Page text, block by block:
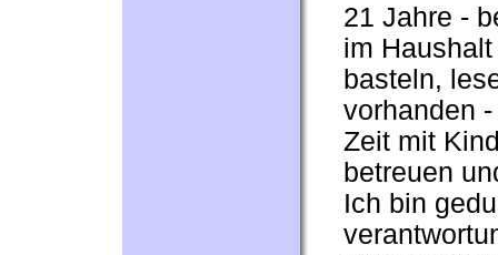
21 Jahre -
im
basteln,
vorhanden
Zeit mit
betreuen
Ich bin